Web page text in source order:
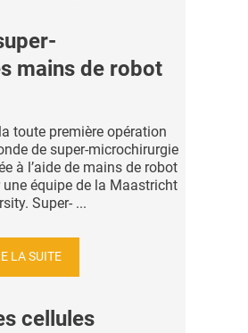
mains de robot
la toute première opération
de super-microchirurgie
à l’aide de mains de robot
une équipe de la Maastricht
Super- ...
LA SUITE
cellules